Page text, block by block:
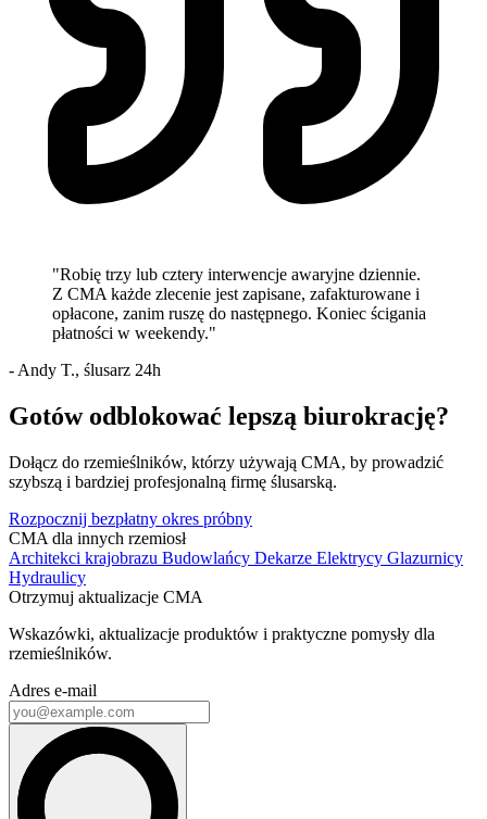
"Robię trzy lub cztery interwencje awaryjne dziennie.
Z CMA każde zlecenie jest zapisane, zafakturowane i
opłacone, zanim ruszę do następnego. Koniec ścigania
płatności w weekendy."
- Andy T., ślusarz 24h
Gotów odblokować lepszą biurokrację?
Dołącz do rzemieślników, którzy używają CMA, by prowadzić
szybszą i bardziej profesjonalną firmę ślusarską.
Rozpocznij bezpłatny okres próbny
CMA dla innych rzemiosł
Architekci krajobrazu Budowlańcy Dekarze Elektrycy Glazurnicy
Hydraulicy
Otrzymuj aktualizacje CMA
Wskazówki, aktualizacje produktów i praktyczne pomysły dla
rzemieślników.
Adres e-mail